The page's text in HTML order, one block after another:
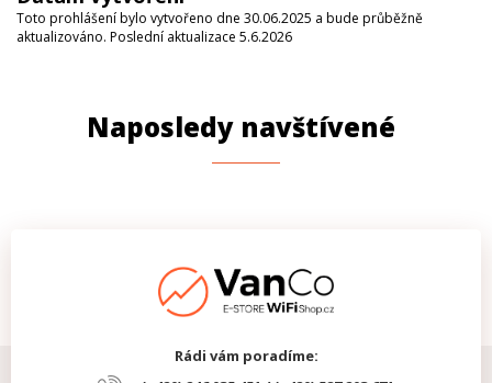
Toto prohlášení bylo vytvořeno dne 30.06.2025 a bude průběžně
aktualizováno. Poslední aktualizace 5.6.2026
Naposledy navštívené
Rádi vám poradíme: